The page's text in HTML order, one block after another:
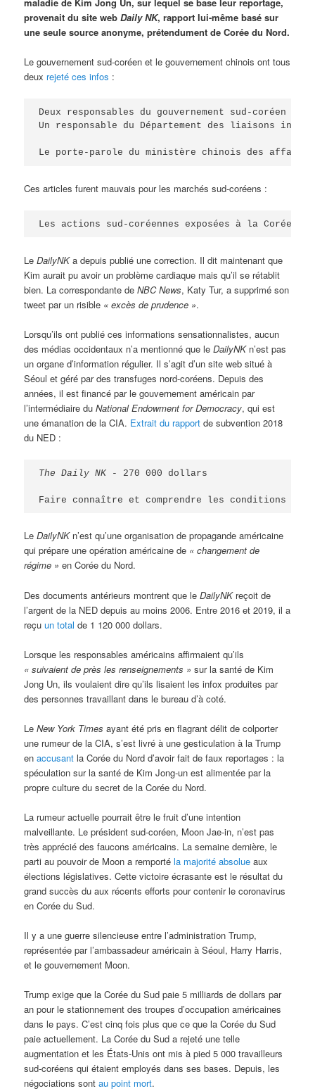
provenait du site webDaily NK, rapport lui-même basé sur
une seule source anonyme, prétendument de Corée du Nord.
Le gouvernement sud-coréen et le gouvernement chinois ont tous
deux rejeté ces infos :
Deux responsables du gouvernement sud-coréen
Un responsable du Département des liaisons
Ces articles furent mauvais pour les marchés sud-coréens :
LeDailyNKa depuis publié une correction. Il dit maintenant que
Kim aurait pu avoir un problème cardiaque mais qu’il se rétablit
bien. La correspondante deNBC News, Katy Tur, a supprimé son
tweet par un risible « excès de prudence ».
Lorsqu’ils ont publié ces informations sensationnalistes, aucun
des médias occidentaux n’a mentionné que leDailyNKn’est pas
un organe d’information régulier. Il s’agit d’un site web situé à
Séoul et géré par des transfuges nord-coréens. Depuis des
années, il est financé par le gouvernement américain par
l’intermédiaire duNational Endowment for Democracy, qui est
une émanation de la CIA. Extrait du rapport de subvention 2018
du NED :
The Daily NK - 270 000 dollars
LeDailyNKn’est qu’une organisation de propagande américaine
qui prépare une opération américaine de « changement de
régime » en Corée du Nord.
Des documents antérieurs montrent que leDailyNKreçoit de
l’argent de la NED depuis au moins 2006. Entre 2016 et 2019, il a
reçuun total de 1 120 000 dollars.
Lorsque les responsables américains affirmaient qu’ils
« suivaient de près les renseignements » sur la santé de Kim
Jong Un, ils voulaient dire qu’ils lisaient les infox produites par
des personnes travaillant dans le bureau d’à coté.
LeNew York Times ayant été pris en flagrant délit de colporter
une rumeur de la CIA, s’est livré à une gesticulation à la Trump
enaccusant la Corée du Nord d’avoir fait de faux reportages : la
spéculation sur la santé de Kim Jong-un est alimentée par la
propre culture du secret de la Corée du Nord.
La rumeur actuelle pourrait être le fruit d’une intention
malveillante. Le président sud-coréen, Moon Jae-in, n’est pas
très apprécié des faucons américains. La semaine dernière, le
parti au pouvoir de Moon a remportéla majorité absolue aux
élections législatives. Cette victoire écrasante est le résultat du
grand succès du aux récents efforts pour contenir le coronavirus
en Corée du Sud.
Il y a une guerre silencieuse entre l’administration Trump,
représentée par l’ambassadeur américain à Séoul, Harry Harris,
et le gouvernement Moon.
Trump exige que la Corée du Sud paie 5 milliards de dollars par
an pour le stationnement des troupes d’occupation américaines
dans le pays. C’est cinq fois plus que ce que la Corée du Sud
paie actuellement. La Corée du Sud a rejeté une telle
augmentation et les États-Unis ont mis à pied 5 000 travailleurs
sud-coréens qui étaient employés dans ses bases. Depuis, les
négociations sontau point mort.